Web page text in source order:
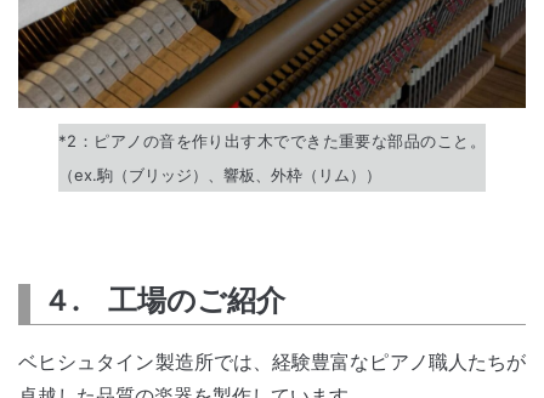
*2：ピアノの音を作り出す木でできた重要な部品のこと。
（ex.駒（ブリッジ）、響板、外枠（リム））
４. 工場のご紹介
ベヒシュタイン製造所では、経験豊富なピアノ職人たちが